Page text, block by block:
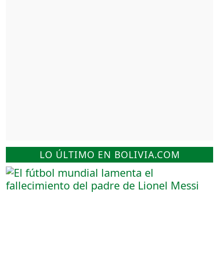
LO ÚLTIMO EN BOLIVIA.COM